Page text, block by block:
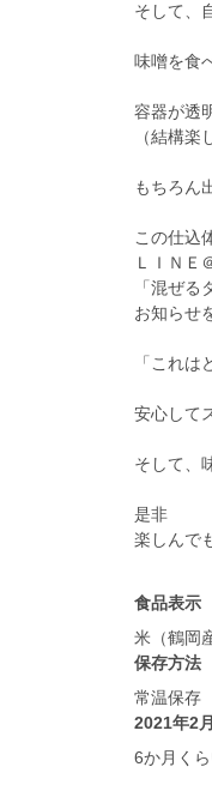
そして、
味噌を食
容器が透
（結構楽
もちろん
この仕込
ＬＩＮＥ
「混ぜ
お知らせ
「これ
安心して
そして、
是非
楽しんで
食品表示
米（鶴岡
保存方法
常温保存
2021年2
6か月く